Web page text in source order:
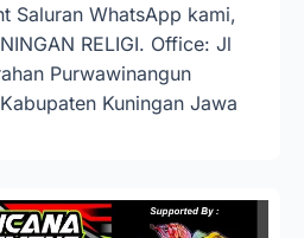
Saluran WhatsApp kami,
RELIGI. Office: Jl
Purwawinangun
Kuningan Jawa